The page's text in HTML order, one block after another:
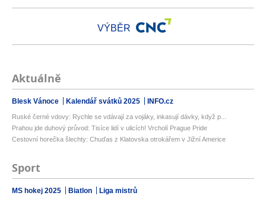
VÝBĚR
Aktuálně
Blesk Vánoce Kalendář svátků 2025 INFO.cz
Ruské černé vdovy: Rychle se vdávají za vojáky, inkasují dávky, když p...
Prahou jde duhový průvod: Tisíce lidí v ulicích! Vrcholí Prague Pride
Cestovní horečka šlechty: Chuďas z Klatovska otrokářem v Jižní Americe
Sport
MS hokej 2025 Biatlon Liga mistrů